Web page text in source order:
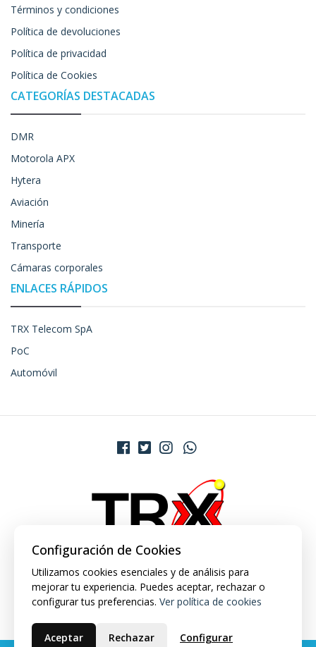
Términos y condiciones
Política de devoluciones
Política de privacidad
Política de Cookies
CATEGORÍAS DESTACADAS
DMR
Motorola APX
Hytera
Aviación
Minería
Transporte
Cámaras corporales
ENLACES RÁPIDOS
TRX Telecom SpA
PoC
Automóvil
Configuración de Cookies
Utilizamos cookies esenciales y de análisis para
mejorar tu experiencia. Puedes aceptar, rechazar o
configurar tus preferencias. Ver política de cookies
Aceptar Rechazar Configurar